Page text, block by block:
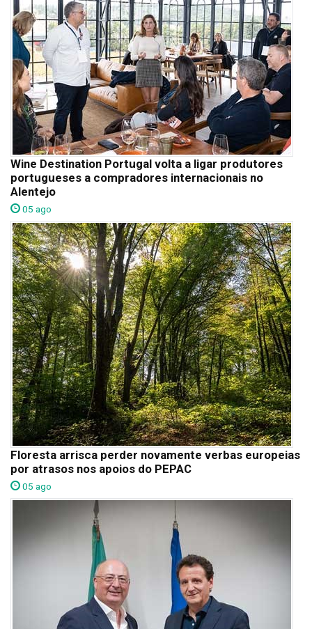
Wine Destination Portugal volta a ligar produtores
portugueses a compradores internacionais no
Alentejo
05 ago
Floresta arrisca perder novamente verbas europeias
por atrasos nos apoios do PEPAC
05 ago